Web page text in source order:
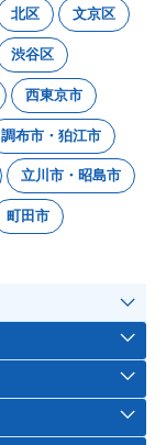
北区 文京区
渋谷区
西東京市
調布市・狛江市
立川市・昭島市
町田市